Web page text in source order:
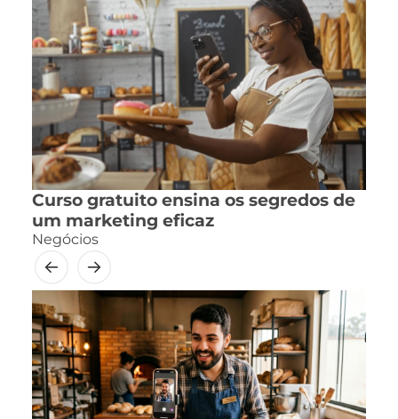
Curso gratuito ensina os segredos de
um marketing eficaz
Negócios